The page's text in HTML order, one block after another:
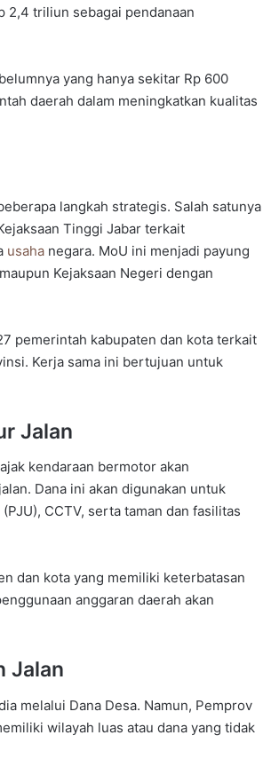
2,4 triliun sebagai pendanaan
yang hanya sekitar Rp 600
daerah dalam meningkatkan kualitas
langkah strategis. Salah satunya
Tinggi Jabar terkait
usaha negara. MoU ini menjadi payung
Kejaksaan Negeri dengan
pemerintah kabupaten dan kota terkait
Kerja sama ini bertujuan untuk
Jalan
kendaraan bermotor akan
Dana ini akan digunakan untuk
CCTV, serta taman dan fasilitas
dan kota yang memiliki keterbatasan
anggaran daerah akan
Jalan
melalui Dana Desa. Namun, Pemprov
wilayah luas atau dana yang tidak